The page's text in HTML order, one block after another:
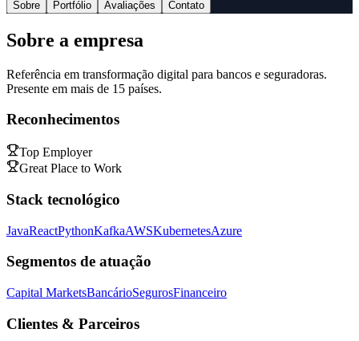
Sobre
Portfólio Avaliações Contato
Sobre a empresa
Referência em transformação digital para bancos e seguradoras.
Presente em mais de 15 países.
Reconhecimentos
Top Employer
Great Place to Work
Stack tecnológico
JavaReactPythonKafkaAWSKubernetesAzure
Segmentos de atuação
Capital MarketsBancárioSegurosFinanceiro
Clientes & Parceiros